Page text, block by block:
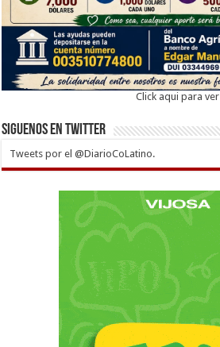
Click aqui para ver
Siguenos en twitter
Tweets por el @DiarioCoLatino.